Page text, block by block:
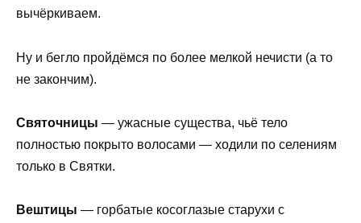
вычёркиваем.
Ну и бегло пройдёмся по более мелкой нечисти (а то
не закончим).
Святочницы — ужасные существа, чьё тело
полностью покрыто волосами — ходили по селениям
только в Святки.
Вештицы — горбатые косоглазые старухи с